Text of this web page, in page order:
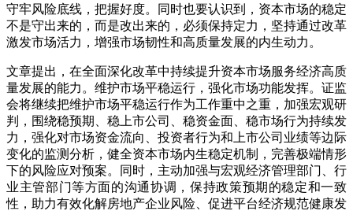
守牢风险底线，把握好度。同时也要认识到，资本市场的稳定
不是守出来的，而是改出来的，必须保持定力，坚持通过改革
激发市场活力，增强市场韧性和高质量发展的内生动力。
文章提出，在全面深化改革中持续提升资本市场服务经济高质
量发展的能力。维护市场平稳运行，强化市场功能发挥。证监
会将继续把维护市场平稳运行作为工作重中之重，加强宏观研
判，围绕稳预期、稳上市公司、稳资金面、稳市场行为持续发
力，强化对市场资金流向、投资者行为和上市公司业绩等边际
变化的监测分析，健全资本市场内生稳定机制，完善极端情形
下的风险应对预案。同时，主动加强与宏观经济管理部门、行
业主管部门等方面的沟通协调，保持政策预期的稳定和一致
性，助力有效化解房地产企业风险、促进平台经济规范健康发